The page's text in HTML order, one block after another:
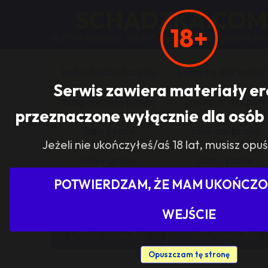
18+
Serwis zawiera materiały
przeznaczone wyłącznie dla
Jeżeli nie ukończyłeś/aś 18 lat, musisz
POTWIERDZAM, ŻE MAM
WEJŚCIE
Opuszczam tę stronę
SCHADZKA.COM
267 054 anonsów, 352 017 użytkowników, działa od
sponsor dla pani
Pokaż tylko ogłoszenia z
DODAJ ANONS USUŃ ANONS